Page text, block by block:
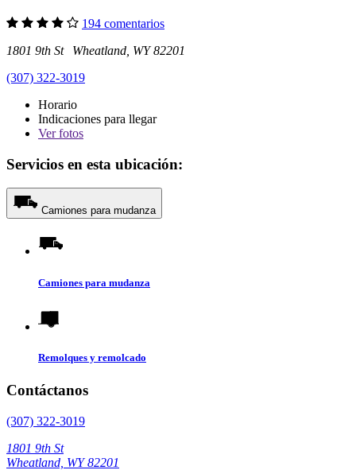
194 comentarios
1801 9th St Wheatland, WY 82201
(307) 322-3019
Horario
Indicaciones para llegar
Verfotos
Servicios en esta ubicación:
Camiones para mudanza
Camiones para mudanza
Remolques y remolcado
Contáctanos
(307) 322-3019
1801 9th St
Wheatland, WY 82201